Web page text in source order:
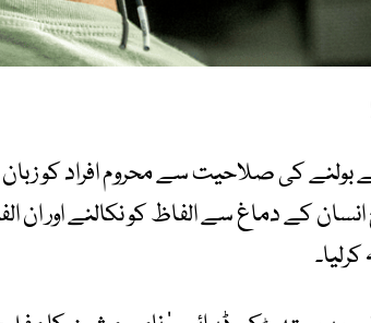
بولنے کی صلاحیت سے محروم افراد کو زبان
انسان کے دماغ سے الفاظ کو نکالنے اور